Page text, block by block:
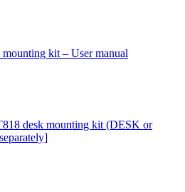
kit – User manual
desk mounting kit (DESK or